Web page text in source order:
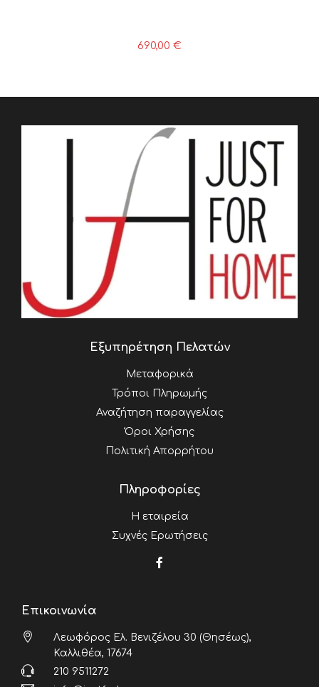
690,00 €
Εξυπηρέτηση Πελατών
Μεταφορικά
Τρόποι Πληρωμής
Αναζήτηση παραγγελίας
Όροι Χρήσης
Πολιτική Απορρήτου
Πληροφορίες
Η εταιρεία
Συχνές Ερωτήσεις
Επικοινωνία
Λεωφόρος Ελ. Βενιζέλου 30 (Θησέως),
Καλλιθέα, 17674
210 9511272